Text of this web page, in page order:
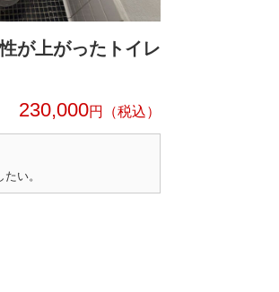
が上がったトイレ
230,000円
い。